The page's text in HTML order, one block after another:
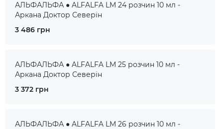
АЛЬФАЛЬФА ● ALFALFA LM 24 розчин 10 мл -
Аркана Доктор Северін
3 486 грн
АЛЬФАЛЬФА ● ALFALFA LM 25 розчин 10 мл -
Аркана Доктор Северін
3 372 грн
АЛЬФАЛЬФА ● ALFALFA LM 26 розчин 10 мл -